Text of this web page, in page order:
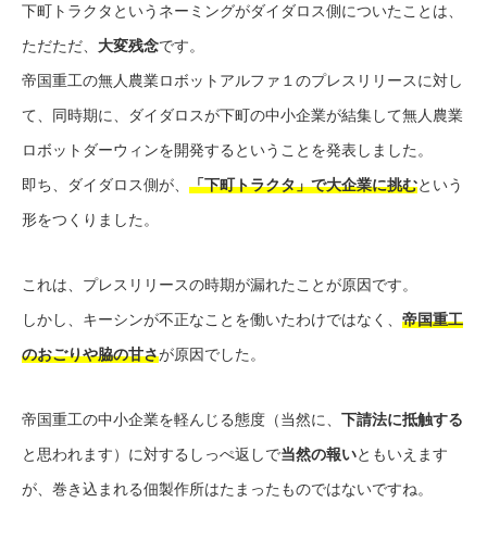
下町トラクタというネーミングがダイダロス側についたことは、
ただただ、 大変残念です。
帝国重工の無人農業ロボットアルファ１のプレスリリースに対し
て、同時期に、ダイダロスが下町の中小企業が結集して無人農業
ロボットダーウィンを開発するということを発表しました。
即ち、ダイダロス側が、 「下町トラクタ」で大企業に挑むという
形をつくりました。
これは、プレスリリースの時期が漏れたことが原因です。
しかし、キーシンが不正なことを働いたわけではなく、 帝国重工
のおごりや脇の甘さが原因でした。
帝国重工の中小企業を軽んじる態度（当然に、 下請法に抵触する
と思われます）に対するしっぺ返しで当然の報いともいえます
が、巻き込まれる佃製作所はたまったものではないですね。